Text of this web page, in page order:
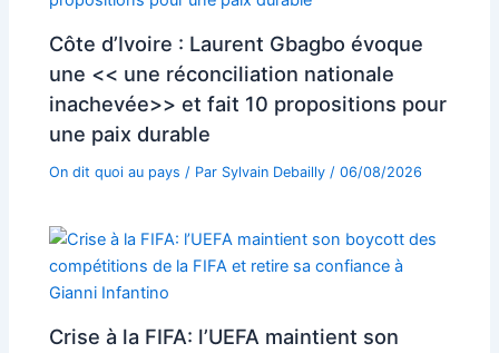
Côte d’Ivoire : Laurent Gbagbo évoque
une << une réconciliation nationale
inachevée>> et fait 10 propositions pour
une paix durable
On dit quoi au pays / Par Sylvain Debailly/06/08/2026
Crise à la FIFA: l’UEFA maintient son